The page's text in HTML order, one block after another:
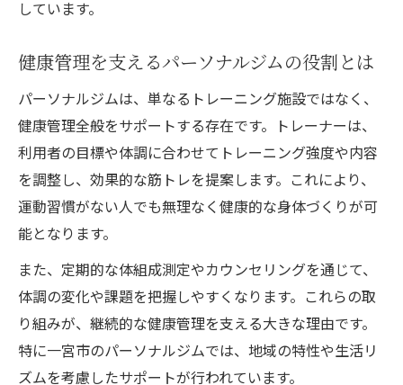
しています。
健康管理を支えるパーソナルジムの役割とは
パーソナルジムは、単なるトレーニング施設ではなく、
健康管理全般をサポートする存在です。トレーナーは、
利用者の目標や体調に合わせてトレーニング強度や内容
を調整し、効果的な筋トレを提案します。これにより、
運動習慣がない人でも無理なく健康的な身体づくりが可
能となります。
また、定期的な体組成測定やカウンセリングを通じて、
体調の変化や課題を把握しやすくなります。これらの取
り組みが、継続的な健康管理を支える大きな理由です。
特に一宮市のパーソナルジムでは、地域の特性や生活リ
ズムを考慮したサポートが行われています。